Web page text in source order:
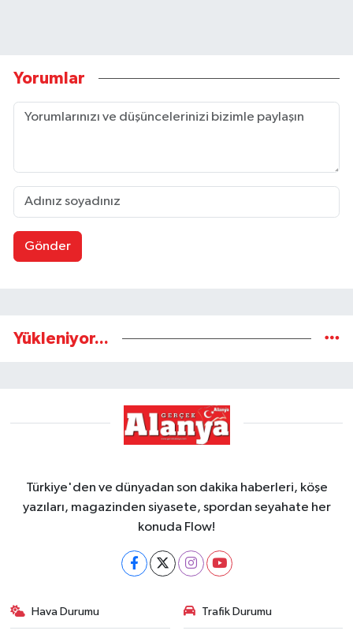
Yorumlar
Gönder
Yükleniyor...
Türkiye'den ve dünyadan son dakika haberleri, köşe
yazıları, magazinden siyasete, spordan seyahate her
konuda Flow!
Hava Durumu Trafik Durumu